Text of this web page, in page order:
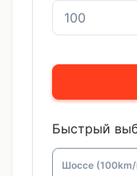
Быстрый
Шоссе